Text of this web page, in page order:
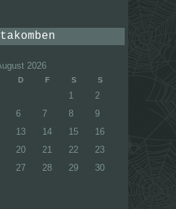
2026
D F S S
1
2
6 7 8
9
13 14 15
16
20 21 22
23
27 28 29
30